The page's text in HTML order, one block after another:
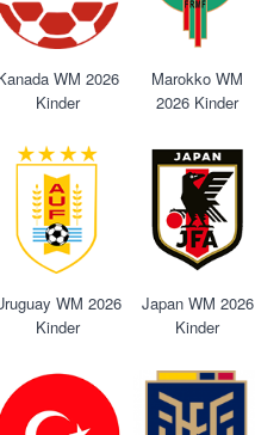
WM 2026
Kinder
Marokko WM
2026 Kinder
WM 2026
Kinder
Japan WM 2026
Kinder